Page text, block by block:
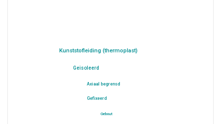
Kunststofleiding (thermoplast)
Geisoleerd
Axiaal begrensd
Gefixeerd
Gebout